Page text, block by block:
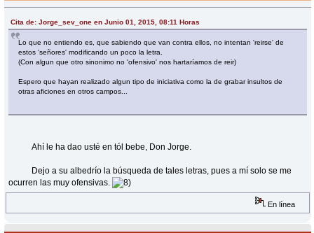
Cita de: Jorge_sev_one en Junio 01, 2015, 08:11 Horas
Lo que no entiendo es, que sabiendo que van contra ellos, no intentan 'reirse' de
estos 'señores' modificando un poco la letra.
(Con algun que otro sinonimo no 'ofensivo' nos hartaríamos de reir)
Espero que hayan realizado algun tipo de iniciativa como la de grabar insultos de
otras aficiones en otros campos...
Ahí le ha dao usté en tól bebe, Don Jorge.
Dejo a su albedrío la búsqueda de tales letras, pues a mí solo se me
ocurren las muy ofensivas.
En línea